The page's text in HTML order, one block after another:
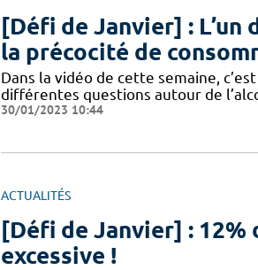
[Défi de Janvier] : L’un
la précocité de
Dans la vidéo de cette semaine,
différentes questions autour de
30/01/2023 10:44
ACTUALITÉS
[Défi de Janvier] : 12%
excessive !